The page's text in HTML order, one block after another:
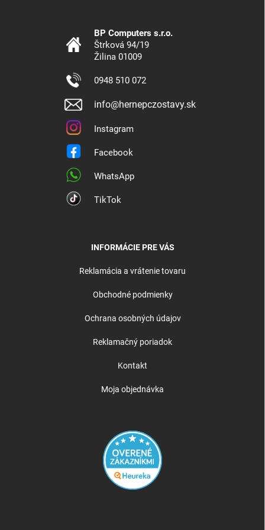
BP Computers s.r.o.
Štrková 94/19
Žilina 01009
0948 510 072
info@hernepczostavy.sk
Instagram
Facebook
WhatsApp
TikTok
INFORMÁCIE PRE VÁS
Reklamácia a vrátenie tovaru
Obchodné podmienky
Ochrana osobných údajov
Reklamačný poriadok
Kontakt
Moja objednávka